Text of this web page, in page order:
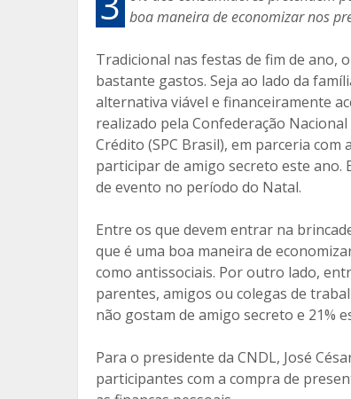
b
o
o
k
er l p
ar
til
h
ar
boa maneira de economizar nos
Tradicional nas festas de fim de ano,
bastante gastos. Seja ao lado da
alternativa viável e financeiramente
realizado pela Confederação
Crédito (SPC Brasil), em parceria
participar de amigo secreto este ano.
de evento no período do Natal.
Entre os que devem entrar na
que é uma boa maneira de
como antissociais. Por outro lado,
parentes, amigos ou colegas de
não gostam de amigo secreto e 21%
Para o presidente da CNDL, José
participantes com a compra de